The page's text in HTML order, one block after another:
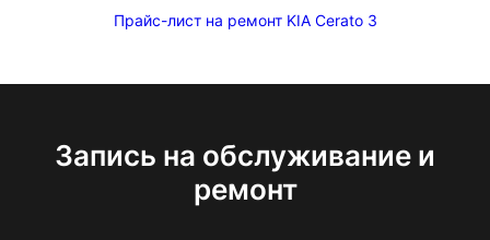
Прайс-лист на ремонт KIA Cerato 3
Запись на обслуживание и
ремонт